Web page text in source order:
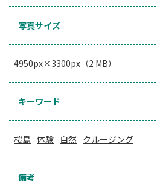
写真サイズ
4950px×3300px（2 MB）
キーワード
桜島 体験 自然 クルージング
備考